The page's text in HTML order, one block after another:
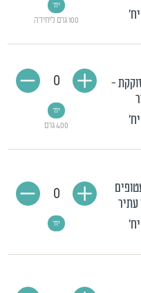
100 גרם ליחידה
יח'
-
400 גרם
יח'
0
עתיר
יח'
0